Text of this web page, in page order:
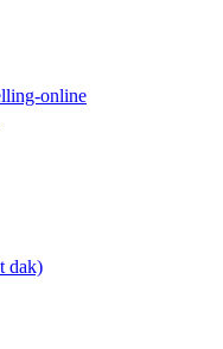
online
dak)